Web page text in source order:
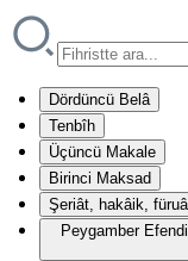
Dördüncü Belâ
Tenbîh
Üçüncü Makale
Birinci Maksad
Şeriât, hakâik,
Peygamber